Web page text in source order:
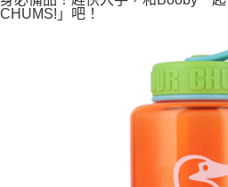
CHUMS!」吧！